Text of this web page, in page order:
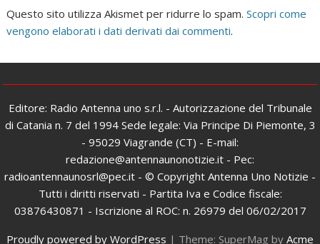
Questo sito utilizza Akismet per ridurre lo spam.Scopri come
vengono elaborati i dati derivati dai commenti.
Editore: Radio Antenna uno s.r.l. - Autorizzazione del Tribunale
di Catania n. 7 del 1994 Sede legale: Via Principe Di Piemonte, 3
- 95029 Viagrande (CT) - E-mail:
redazione@antennaunonotizie.it - Pec:
radioantennaunosrl@pec.it - © Copyright Antenna Uno Notizie -
Tutti i diritti riservati - Partita Iva e Codice fiscale:
03876430871 - Iscrizione al ROC: n. 26979 del 06/02/2017
Proudly powered by WordPress | Theme: SuperMag by Acme